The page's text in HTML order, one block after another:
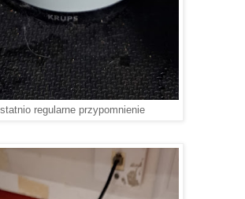
regularne przypomnienie